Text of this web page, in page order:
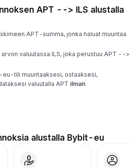
APT --> ILS alustalla
APT-summa, jonka haluat muuntaa
arvon valuutassa ILS, joka perustuu APT -->
eu-tili muuntaaksesi, ostaaksesi,
valuutalla APT ilman
alustalla Bybit-eu